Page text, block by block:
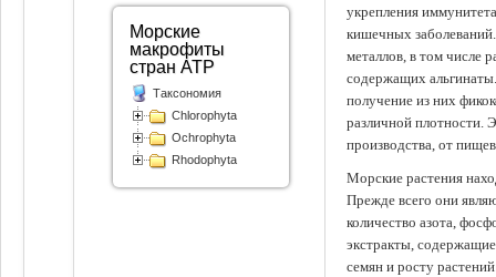
укрепления
кишечных
металлов, в том числе
содержащих
получение из них
различной плотности.
производства, от
Морские растения
Прежде всего они
количество азота,
экстракты,
семян и росту
Морские
макрофиты
стран АТР
Таксономия
Chlorophyta
Ochrophyta
Rhodophyta